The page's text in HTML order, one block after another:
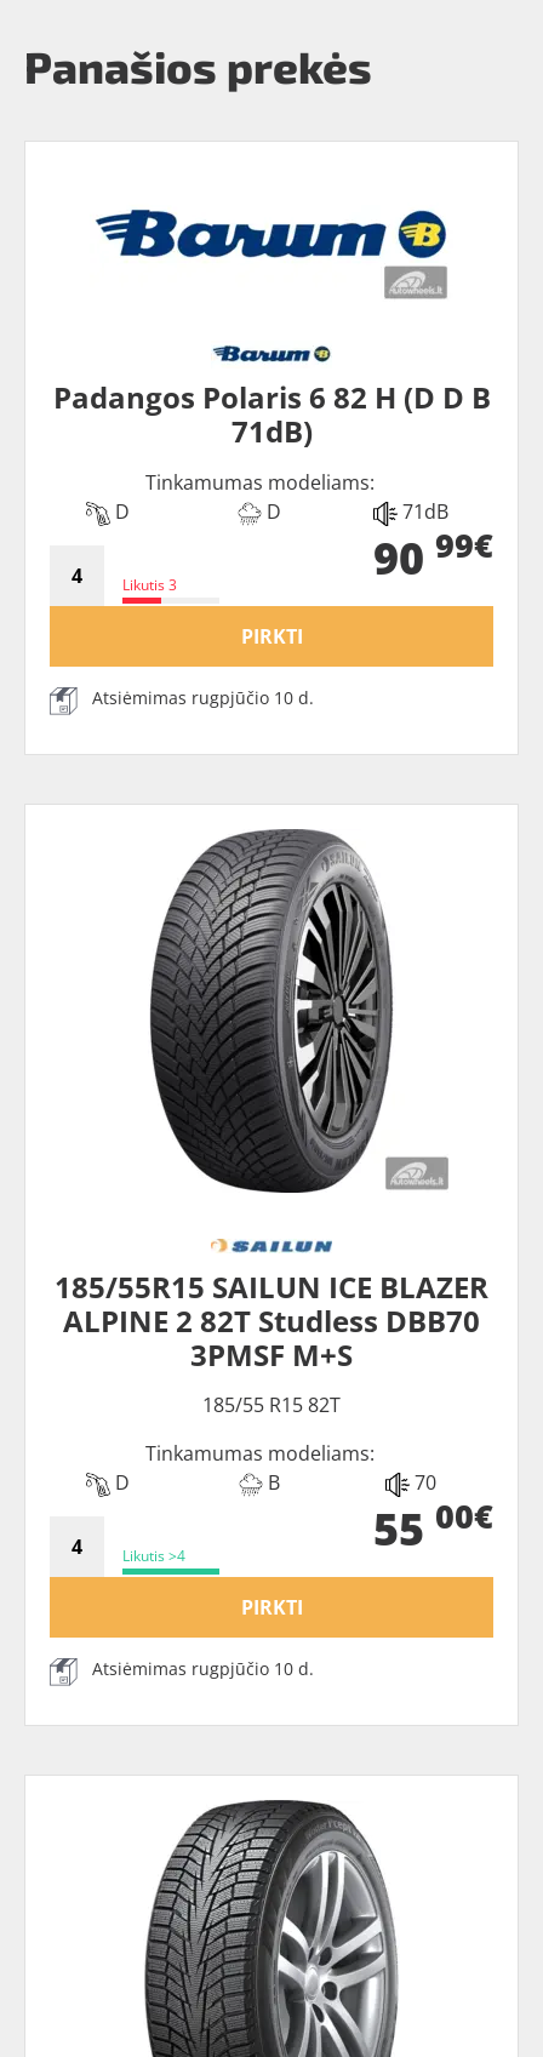
Panašios prekės
Padangos Polaris 6 82 H (D D B
71dB)
Tinkamumas modeliams:
D
D 71dB
Likutis 3 90 99€
PIRKTI
Atsiėmimas rugpjūčio 10 d.
185/55R15 SAILUN ICE BLAZER
ALPINE 2 82T Studless DBB70
3PMSF M+S
185/55 R15 82T
Tinkamumas modeliams:
D
B 70
Likutis >4 55 00€
PIRKTI
Atsiėmimas rugpjūčio 10 d.